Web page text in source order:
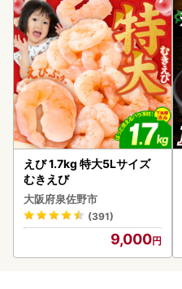
えび 1.7kg 特大5Lサイズ
むきえび
大阪府泉佐野市
(391)
9,000